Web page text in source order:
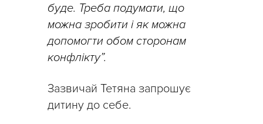
буде. Треба подумати, що
можна зробити і як можна
допомогти обом сторонам
конфлікту”.
Зазвичай Тетяна запрошує
дитину до себе.